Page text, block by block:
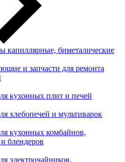
капиллярные, биметалические
и запчасти для ремонта
кухонных плит и печей
хлебопечей и мультиварок
кухонных комбайнов,
блендеров
электрочайников,